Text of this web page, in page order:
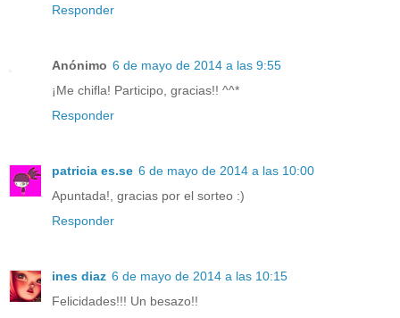
Responder
Anónimo 6 de mayo de 2014 a las 9:55
¡Me chifla! Participo, gracias!! ^^*
Responder
patricia es.se 6 de mayo de 2014 a las 10:00
Apuntada!, gracias por el sorteo :)
Responder
ines diaz 6 de mayo de 2014 a las 10:15
Felicidades!!! Un besazo!!